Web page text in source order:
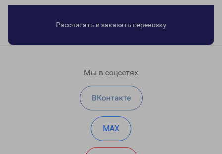
Рассчитать и заказать перевозку
Мы в соцсетях
ВКонтакте
MAX